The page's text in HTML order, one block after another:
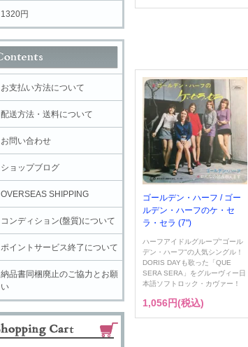
ゴールデン・ハーフ / ゴー
ルデン・ハーフのケ・セ
ラ・セラ (7")
ハーフアイドルグループ"ゴール
デン・ハーフ"の人気シングル！
DORIS DAYも歌った「QUE
SERA SERA」をグルーヴィー日
本語ソフトロック・カヴァー！
1,056円(税込)
1320円
お支払い方法について
配送方法・送料について
お問い合わせ
ショップブログ
OVERSEAS SHIPPING
コンディション(盤質)について
ポイントサービス終了について
納品書同梱廃止のご協力とお願
い